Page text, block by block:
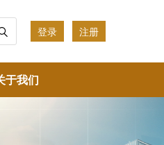
登录 注册
于我们